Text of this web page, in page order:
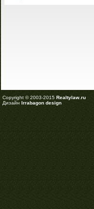
Copyright © 2003-2015 Realtylaw.ru
Дизайн Irrabagon design